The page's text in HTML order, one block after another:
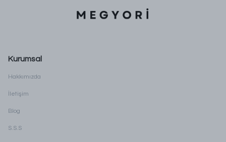
Kurumsal
Hakkımızda
İletişim
Blog
S.S.S